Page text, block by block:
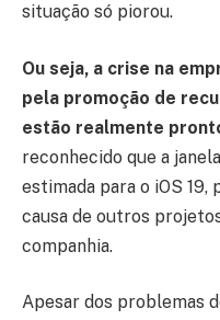
situação só piorou.
Ou seja, a crise na
pela promoção de
estão realmente
reconhecido que a
estimada para o iOS
causa de outros
companhia.
Apesar dos problemas